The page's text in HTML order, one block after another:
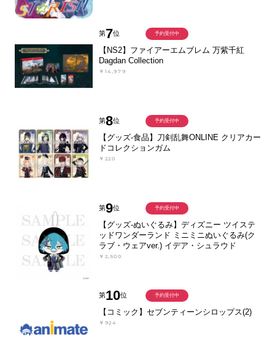
第7位
【NS2】ファイアーエムブレム 万紫千紅
Dagdan Collection
￥14,979
予約受付中
第8位
【グッズ-食品】刀剣乱舞ONLINE クリアカー
ドコレクションガム
￥220
予約受付中
第9位
【グッズ-ぬいぐるみ】ディズニー ツイステ
ッドワンダーランド ミニミニぬいぐるみ(ク
ラブ・ウェアver.) イデア・シュラウド
￥2,500
予約受付中
第10位
【コミック】セブンティーンシロップス(2)
￥924
予約受付中